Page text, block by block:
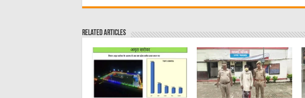
c
e
b
o
o
k
it
r
C
at
ai ss
n
g
er
at
A
p
p
Related Articles